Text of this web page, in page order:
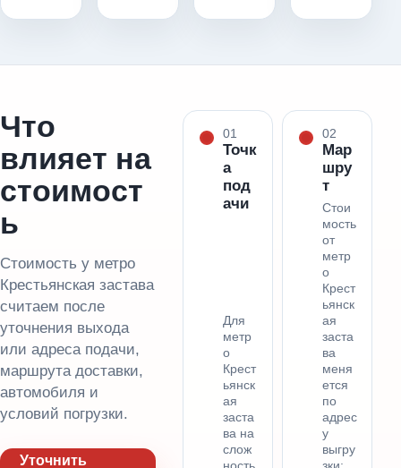
Что
влияет на
стоимост
ь
Стоимость у метро
Крестьянская застава
считаем после
уточнения выхода
или адреса подачи,
маршрута доставки,
автомобиля и
условий погрузки.
Уточнить
01
Точк
а
под
ачи
Для
метр
о
Крест
ьянск
ая
заста
ва на
слож
02
Мар
шру
т
Стои
мость
от
метр
о
Крест
ьянск
ая
заста
ва
меня
ется
по
адрес
у
выгру